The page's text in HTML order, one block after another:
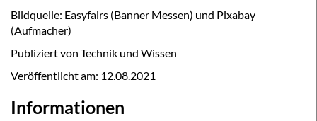
Bildquelle: Easyfairs (Banner Messen) und Pixabay
(Aufmacher)
Publiziert von Technik und Wissen
Veröffentlicht am: 12.08.2021
Informationen